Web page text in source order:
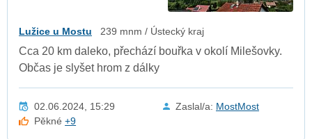
Lužice u Mostu 239 mnm / Ústecký kraj
Cca 20 km daleko, přechází bouřka v okolí Milešovky.
Občas je slyšet hrom z dálky
02.06.2024, 15:29 Zaslal/a: MostMost
Pěkné+9